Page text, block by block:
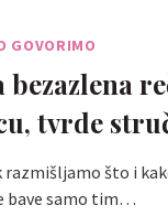
GOVORIMO
bezazlena
tvrde
razmišljamo što i
bave samo tim…